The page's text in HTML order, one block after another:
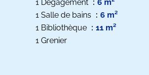
1 Dégagement
6 m²
1 Salle de bains
6 m²
1 Bibliothèque
11 m²
1 Grenier